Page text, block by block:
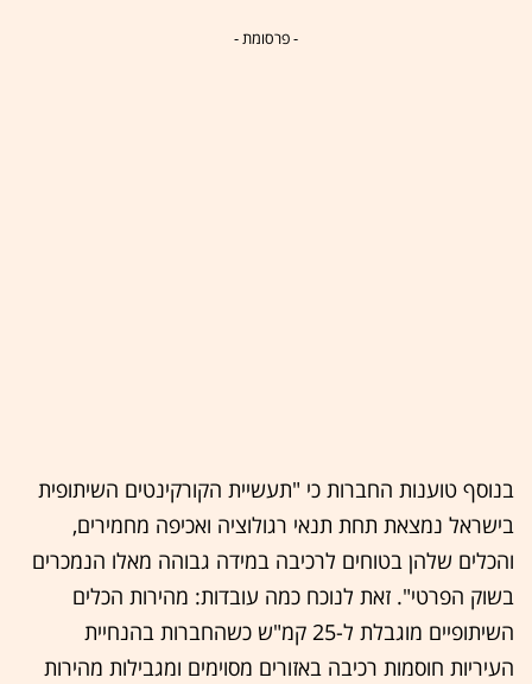
- פרסומת -
בנוסף טוענות החברות כי "תעשיית הקורקינטים השיתופית
בישראל נמצאת תחת תנאי רגולוציה ואכיפה מחמירים,
והכלים שלהן בטוחים לרכיבה במידה גבוהה מאלו הנמכרים
בשוק הפרטי". זאת לנוכח כמה עובדות: מהירות הכלים
השיתופיים מוגבלת ל-25 קמ"ש כשהחברות בהנחיית
העיריות חוסמות רכיבה באזורים מסוימים ומגבילות מהירות